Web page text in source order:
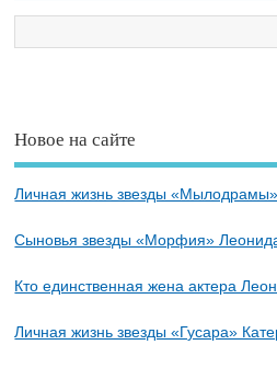
Новое на сайте
Личная жизнь звезды
Сыновья звезды «Морфия»
Кто единственная жена актера
Личная жизнь звезды «Гусара»